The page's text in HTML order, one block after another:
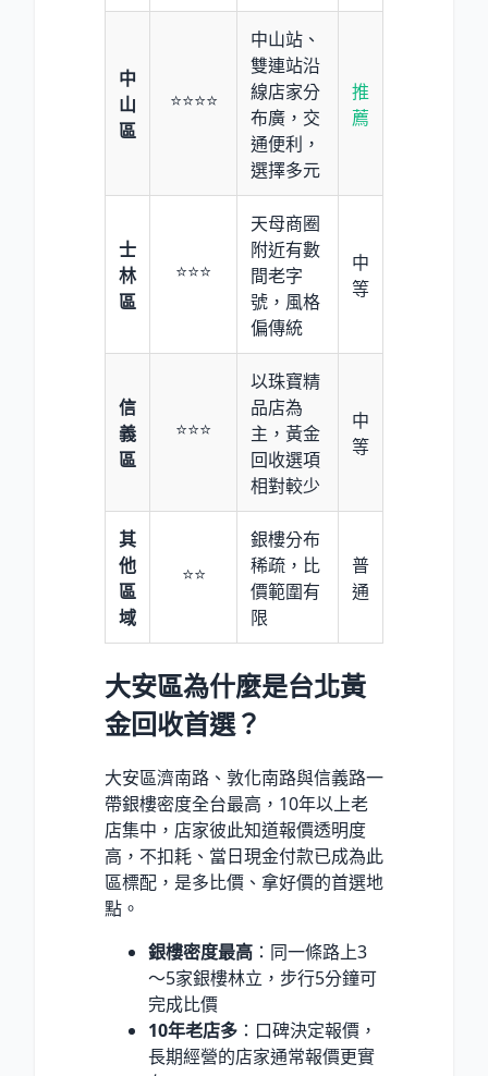
中
山
區
⭐⭐⭐⭐
中山站、
雙連站沿
線店家分
布廣，交
通便利，
選擇多元
推
薦
士
林
區
⭐⭐⭐
天母商圈
附近有數
間老字
號，風格
偏傳統
中
等
信
義
區
⭐⭐⭐
以珠寶精
品店為
主，黃金
回收選項
相對較少
中
等
其
他
區
域
⭐⭐
銀樓分布
稀疏，比
價範圍有
限
普
通
大安區為什麼是台北黃
金回收首選？
大安區濟南路、敦化南路與信義路一
帶銀樓密度全台最高，10年以上老
店集中，店家彼此知道報價透明度
高，不扣耗、當日現金付款已成為此
區標配，是多比價、拿好價的首選地
點。
銀樓密度最高 ：同一條路上3
～5家銀樓林立，步行5分鐘可
完成比價
10年老店多 ：口碑決定報價，
長期經營的店家通常報價更實